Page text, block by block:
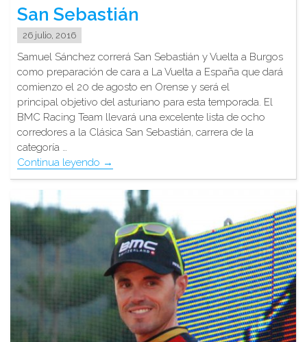
San Sebastián
26 julio, 2016
Samuel Sánchez correrá San Sebastián y Vuelta a Burgos
como preparación de cara a La Vuelta a España que dará
comienzo el 20 de agosto en Orense y será el
principal objetivo del asturiano para esta temporada. El
BMC Racing Team llevará una excelente lista de ocho
corredores a la Clásica San Sebastián, carrera de la
categoría …
Continua leyendo "Samu
con
BMC
en
Clásica
San
Sebastián"
→